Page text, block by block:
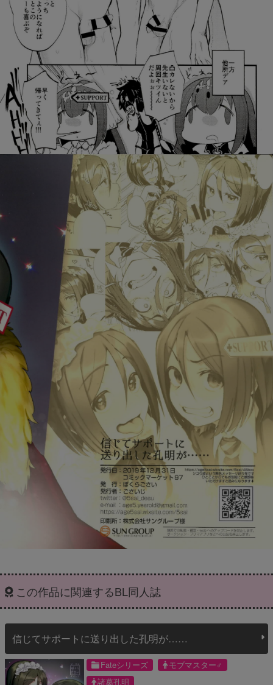
この作品に関連するBL同人誌
信じてサポートに送り出した孔明が……
Fateシリーズ
モブマスター♂
諸葛孔明